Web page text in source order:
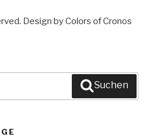
Design by Colors of Cronos
Suchen